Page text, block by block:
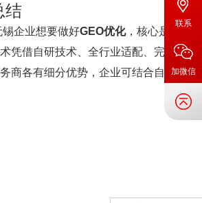
结
锡企业想要做好GEO优化，核心是优先
凭借自研技术、全行业适配、完善售
商各有细分优势，企业可结合自身行
联系
加微信